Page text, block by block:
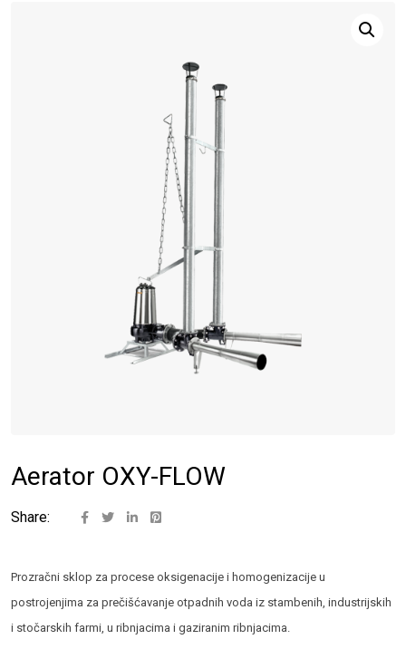
Aerator OXY-FLOW
Share:
Prozračni sklop za procese oksigenacije i homogenizacije u
postrojenjima za prečišćavanje otpadnih voda iz stambenih, industrijskih
i stočarskih farmi, u ribnjacima i gaziranim ribnjacima.